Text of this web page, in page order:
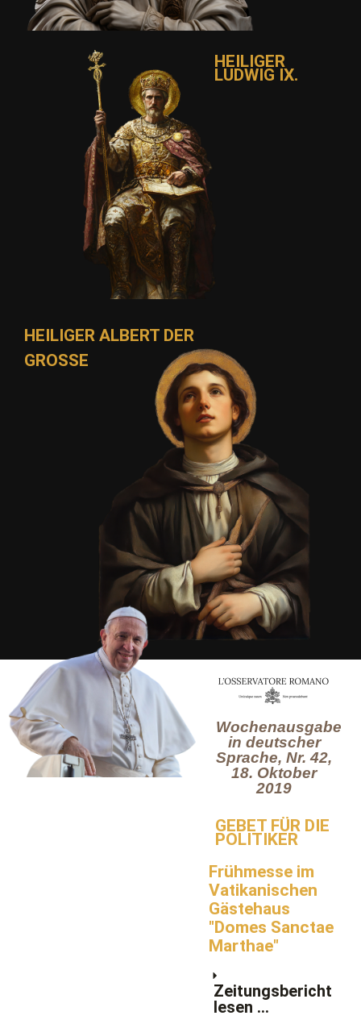
HEILIGER
LUDWIG IX.
HEILIGER ALBERT DER
GROSSE
Wochenausgabe
in deutscher
Sprache, Nr. 42,
18. Oktober
2019
GEBET FÜR DIE
POLITIKER
Frühmesse im
Vatikanischen
Gästehaus
"Domes Sanctae
Marthae"
Zeitungsbericht
lesen ...